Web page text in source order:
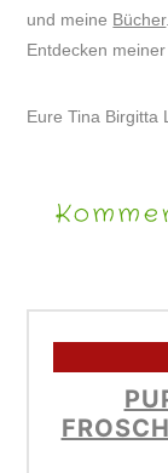
und meine Bücher
Entdecken meiner
Eure Tina Birgitta